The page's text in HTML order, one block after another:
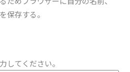
保存する。
してください。